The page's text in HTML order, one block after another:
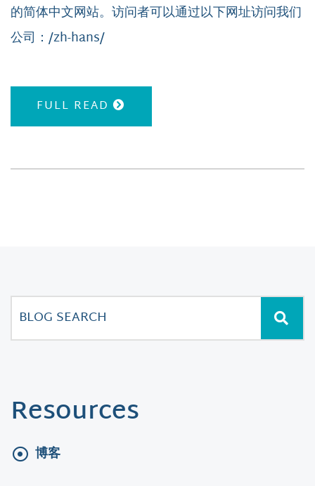
的简体中文网站。访问者可以通过以下网址访问我们
公司：/zh-hans/
FULL READ
Resources
博客